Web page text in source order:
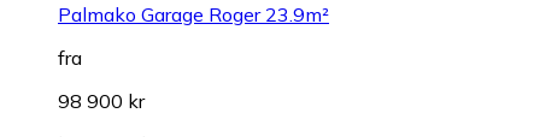
Palmako Garage Roger 23.9m²
fra
98 900 kr